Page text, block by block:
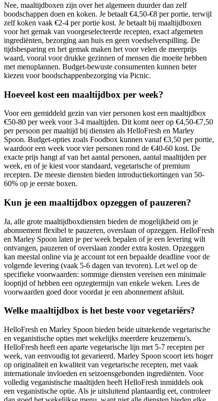
Nee, maaltijdboxen zijn over het algemeen duurder dan zelf
boodschappen doen en koken. Je betaalt €4,50-€8 per portie, terwijl
zelf koken vaak €2-4 per portie kost. Je betaalt bij maaltijdboxen
voor het gemak van voorgeselecteerde recepten, exact afgemeten
ingrediënten, bezorging aan huis en geen voedselverspilling. De
tijdsbesparing en het gemak maken het voor velen de meerprijs
waard, vooral voor drukke gezinnen of mensen die moeite hebben
met menuplannen. Budget-bewuste consumenten kunnen beter
kiezen voor boodschappenbezorging via Picnic.
Hoeveel kost een maaltijdbox per week?
Voor een gemiddeld gezin van vier personen kost een maaltijdbox
€50-80 per week voor 3-4 maaltijden. Dit komt neer op €4,50-€7,50
per persoon per maaltijd bij diensten als HelloFresh en Marley
Spoon. Budget-opties zoals Foodbox kunnen vanaf €3,50 per portie,
waardoor een week voor vier personen rond de €40-60 kost. De
exacte prijs hangt af van het aantal personen, aantal maaltijden per
week, en of je kiest voor standaard, vegetarische of premium
recepten. De meeste diensten bieden introductiekortingen van 50-
60% op je eerste boxen.
Kun je een maaltijdbox opzeggen of pauzeren?
Ja, alle grote maaltijdboxdiensten bieden de mogelijkheid om je
abonnement flexibel te pauzeren, overslaan of opzeggen. HelloFresh
en Marley Spoon laten je per week bepalen of je een levering wilt
ontvangen, pauzeren of overslaan zonder extra kosten. Opzeggen
kan meestal online via je account tot een bepaalde deadline voor de
volgende levering (vaak 5-6 dagen van tevoren). Let wel op de
specifieke voorwaarden: sommige diensten vereisen een minimale
looptijd of hebben een opzegtermijn van enkele weken. Lees de
voorwaarden goed door voordat je een abonnement afsluit.
Welke maaltijdbox is het beste voor vegetariërs?
HelloFresh en Marley Spoon bieden beide uitstekende vegetarische
en veganistische opties met wekelijks meerdere keuzemenu's.
HelloFresh heeft een aparte vegetarische lijn met 5-7 recepten per
week, van eenvoudig tot gevarieerd. Marley Spoon scoort iets hoger
op originaliteit en kwaliteit van vegetarische recepten, met vaak
internationale invloeden en seizoensgebonden ingrediënten. Voor
volledig veganistische maaltijden heeft HelloFresh inmiddels ook
een veganistische optie. Als je uitsluitend plantaardig eet, controleer